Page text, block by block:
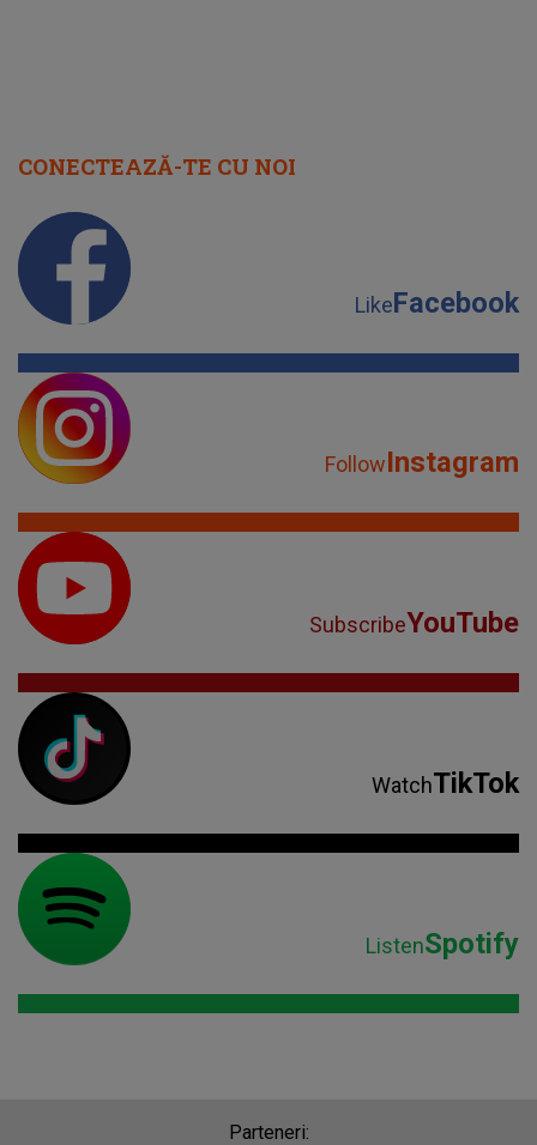
CONECTEAZĂ-TE CU NOI
LikeFacebook
FollowInstagram
SubscribeYouTube
WatchTikTok
ListenSpotify
Parteneri: